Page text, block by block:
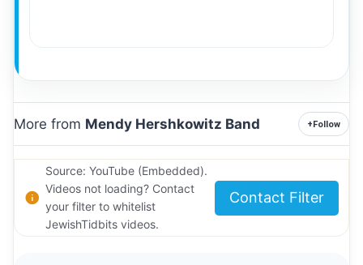
More from Mendy Hershkowitz Band +Follow
Source: YouTube (Embedded).
Videos not loading? Contact
your filter to whitelist
JewishTidbits videos.
Contact Filter